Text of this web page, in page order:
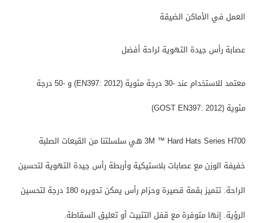
العمل في الأماكن الضيقة
عصابة رأس جيدة التهوية لراحة أفضل
معتمد للاستخدام عند -30 درجة مئوية (EN397: 2012) و -50 درجة
مئوية (GOST EN397: 2012)
3M ™ Hard Hats Series H700 هي سلسلتنا من القبعات الصلبة
خفيفة الوزن مع عصابات بلاستيكية وأربطة رأس جيدة التهوية لتحسين
الراحة. تتميز بقمة قصيرة وحزام رأس يمكن تدويره 180 درجة لتحسين
الرؤية. إنها متوفرة مع قفل التثبيت أو تعليق السقاطة.